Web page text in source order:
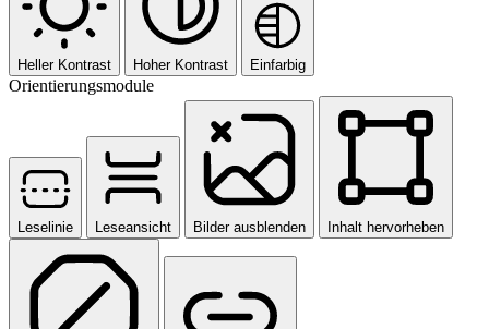
Heller Kontrast Hoher Kontrast Einfarbig
Orientierungsmodule
Leselinie Leseansicht Bilder ausblenden Inhalt hervorheben